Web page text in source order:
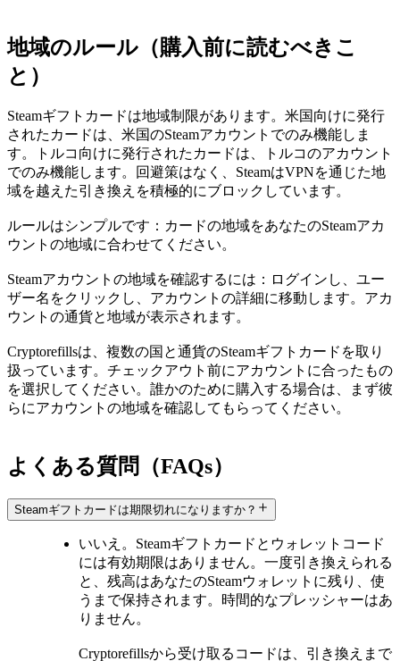
地域のルール（購入前に読むべきこ
と）
Steamギフトカードは地域制限があります。米国向けに発行
されたカードは、米国のSteamアカウントでのみ機能しま
す。トルコ向けに発行されたカードは、トルコのアカウント
でのみ機能します。回避策はなく、SteamはVPNを通じた地
域を越えた引き換えを積極的にブロックしています。
ルールはシンプルです：カードの地域をあなたのSteamアカ
ウントの地域に合わせてください。
Steamアカウントの地域を確認するには：ログインし、ユー
ザー名をクリックし、アカウントの詳細に移動します。アカ
ウントの通貨と地域が表示されます。
Cryptorefillsは、複数の国と通貨のSteamギフトカードを取り
扱っています。チェックアウト前にアカウントに合ったもの
を選択してください。誰かのために購入する場合は、まず彼
らにアカウントの地域を確認してもらってください。
よくある質問（FAQs）
Steamギフトカードは期限切れになりますか？
いいえ。Steamギフトカードとウォレットコード
には有効期限はありません。一度引き換えられる
と、残高はあなたのSteamウォレットに残り、使
うまで保持されます。時間的なプレッシャーはあ
りません。
Cryptorefillsから受け取るコードは、引き換えまで